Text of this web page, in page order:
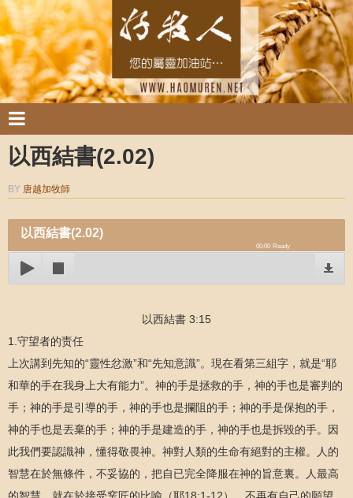
以西結書(2.02)
BY 唐越加牧師
以西結書(2.02)
00:00 Ready
以西結書 3:15
1.守望者的责任
上次講到先知的“靈性忿激”和“先知意識”。現在看第三組字，就是“耶
和華的手在我身上大有能力”。神的手是拯救的手，神的手也是審判的
手；神的手是引導的手，神的手也是攔阻的手；神的手是保抱的手，
神的手也是丟棄的手；神的手是建造的手，神的手也是拆毀的手。因
此我們要認識神，懂得敬畏神。神對人類的生命有絕對的主權。人的
智慧在於無條件，不妥協的，把自已完全降服在神的旨意裏。人最高
的智慧，就在於接受窯匠的比喻（耶18:1-12），不再有自己的願望，